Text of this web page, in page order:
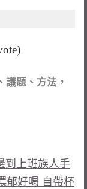
議題、方法，
到上班族人手
郁好喝 自帶杯